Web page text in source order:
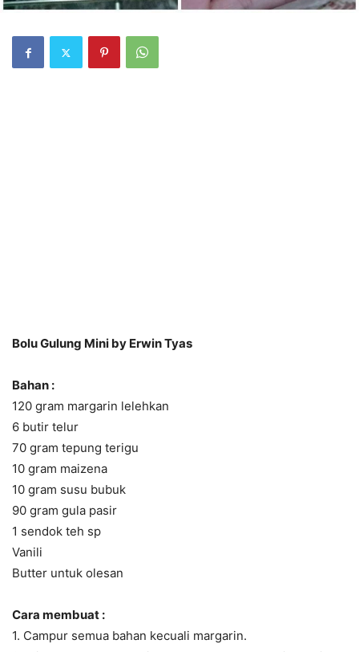
Bolu Gulung Mini by Erwin Tyas
Bahan :
120 gram margarin lelehkan
6 butir telur
70 gram tepung terigu
10 gram maizena
10 gram susu bubuk
90 gram gula pasir
1 sendok teh sp
Vanili
Butter untuk olesan
Cara membuat :
1. Campur semua bahan kecuali margarin.